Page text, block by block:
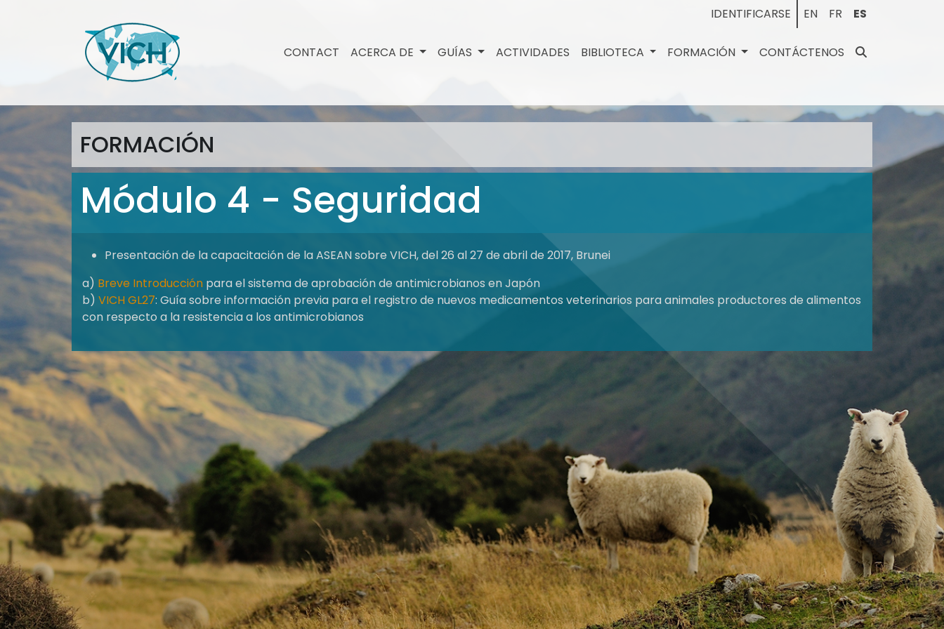
IDENTIFICARSE EN FR ES
CONTACT ACERCA DE GUÍAS ACTIVIDADES BIBLIOTECA FORMACIÓN CONTÁCTENOS
FORMACIÓN
Módulo 4 - Seguridad
Presentación de la capacitación de la ASEAN sobre VICH, del 26 al 27 de abril de 2017, Brunei
a) Breve Introducción para el sistema de aprobación de antimicrobianos en Japón
b) VICH GL27: Guía sobre información previa para el registro de nuevos medicamentos veterinarios para animales productores de alimentos
con respecto a la resistencia a los antimicrobianos